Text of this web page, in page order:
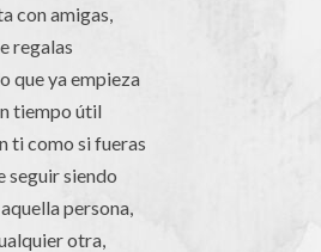
con amigas,
regalas
que ya empieza
tiempo útil
ti como si fueras
seguir siendo
persona,
otra,